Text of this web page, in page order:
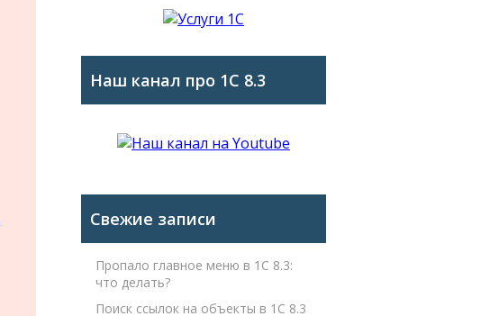
Наш канал про 1С 8.3
Свежие записи
Пропало главное меню в 1С 8.3:
что делать?
Поиск ссылок на объекты в 1С 8.3